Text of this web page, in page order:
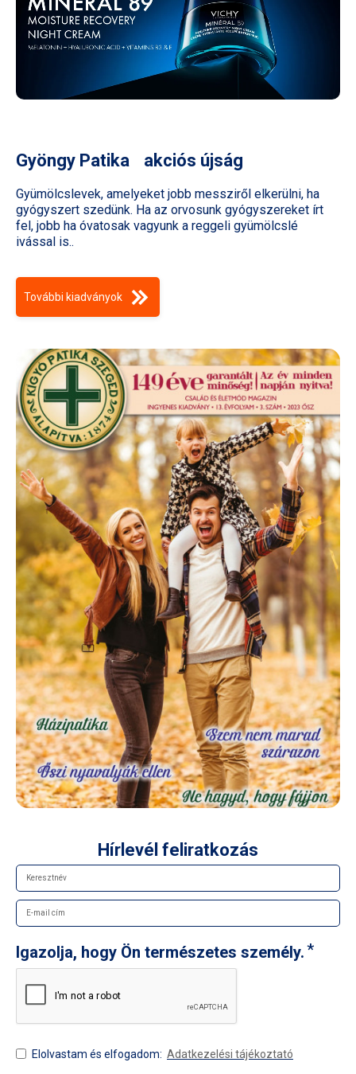
Gyöngy Patika akciós újság
Gyümölcslevek, amelyeket jobb messziről elkerülni, ha
gyógyszert szedünk. Ha az orvosunk gyógyszereket írt
fel, jobb ha óvatosak vagyunk a reggeli gyümölcslé
ivással is..
További kiadványok
Hírlevél feliratkozás
Igazolja, hogy Ön természetes személy.
Elolvastam és elfogadom: Adatkezelési tájékoztató